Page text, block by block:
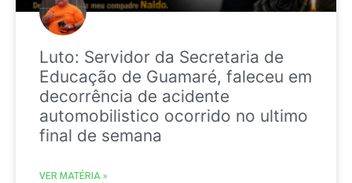
Luto: Servidor da Secretaria de
Educação de Guamaré, faleceu em
decorrência de acidente
automobilistico ocorrido no ultimo
final de semana
VER MATÉRIA »